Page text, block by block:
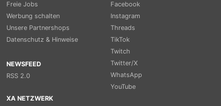
Freie Jobs
Werbung schalten
Unsere Partnershops
Datenschutz & Hinweise
NEWSFEED
RSS 2.0
Facebook
Instagram
Threads
TikTok
Twitch
Twitter/X
WhatsApp
YouTube
XA NETZWERK